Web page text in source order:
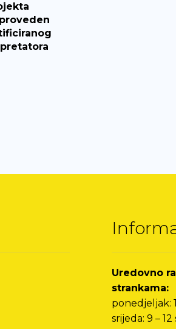
Uredovno
strankama:
ponedjeljak:
srijeda: 9 – 12